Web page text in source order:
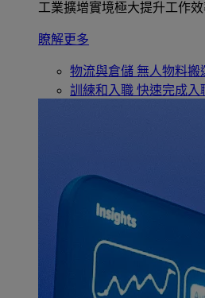
工業擴增實境極大提升工作效
瞭解更多
物流與倉儲 無人物料搬
訓練和入職 快速完成入